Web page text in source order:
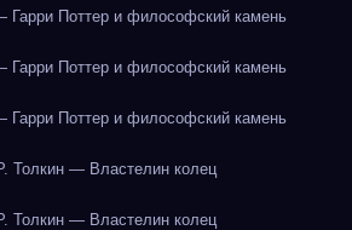
Поттер и философский камень
Поттер и философский камень
Поттер и философский камень
Толкин — Властелин колец
Толкин — Властелин колец